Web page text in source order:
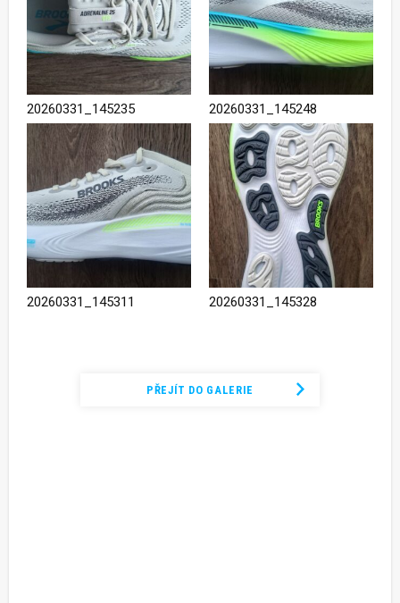
PŘEJÍT DO GALERIE
20260331_145235 20260331_145248
20260331_145311 20260331_145328